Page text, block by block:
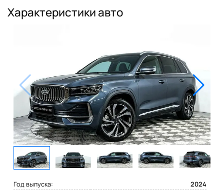
Характеристики авто
Год выпуска:
2024